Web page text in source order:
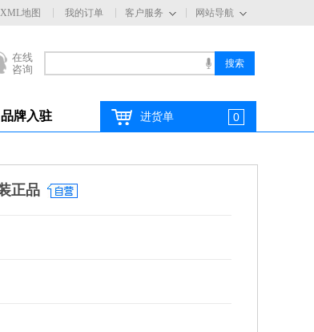
网站导航
客户服务
XML地图 我的订单
在线
咨询
品牌入驻 进货单 0
正品